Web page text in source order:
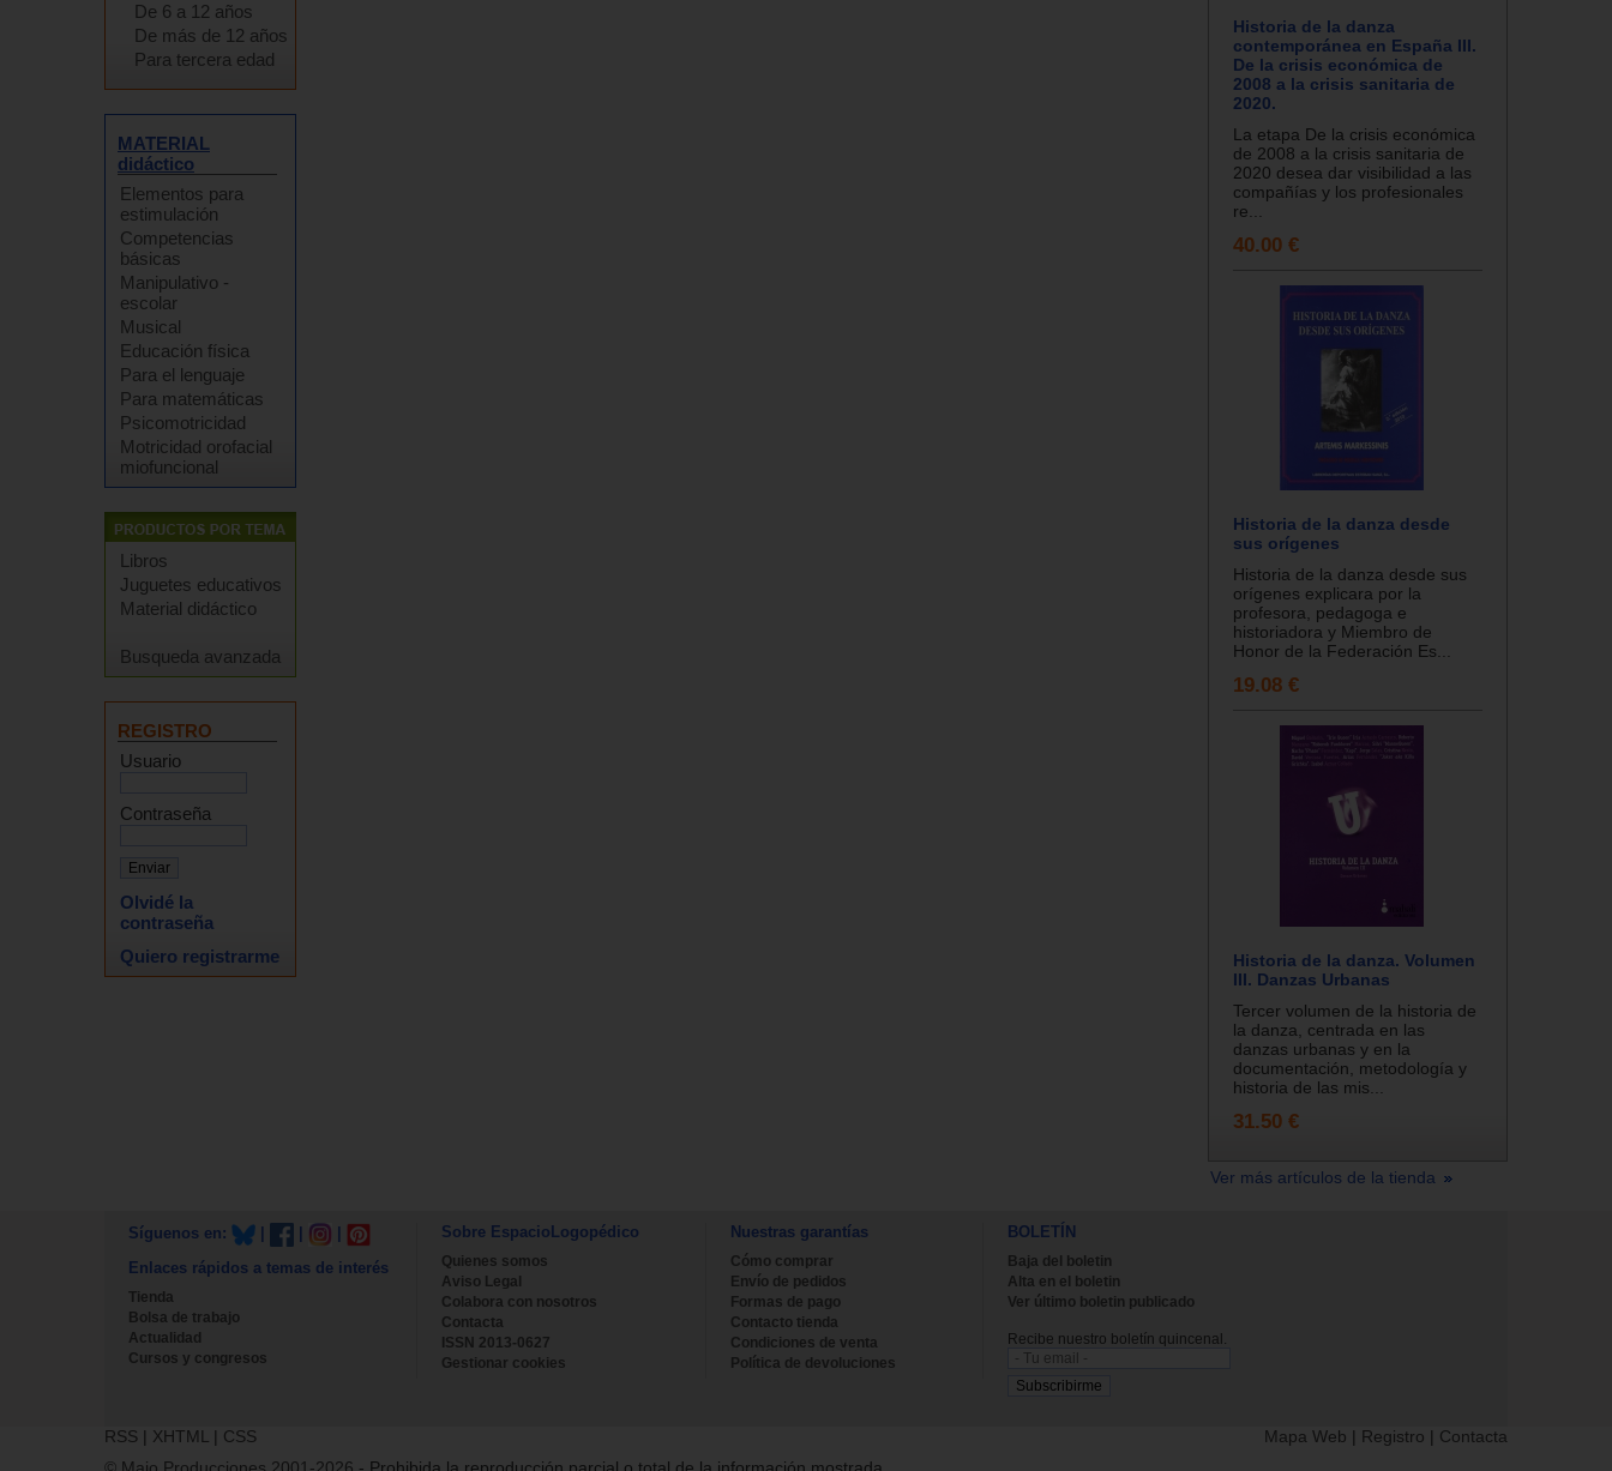
De 6 a 12 años
De más de 12 años
Para tercera edad
MATERIAL
didáctico
Elementos para
estimulación
Competencias
básicas
Manipulativo -
escolar
Musical
Educación física
Para el lenguaje
Para matemáticas
Psicomotricidad
Motricidad orofacial
miofuncional
Libros
Juguetes educativos
Material didáctico
Busqueda avanzada
REGISTRO
Usuario
Contraseña
Olvidé la
contraseña
Quiero registrarme
Historia de la danza
contemporánea en España III.
De la crisis económica de
2008 a la crisis sanitaria de
2020.
La etapa De la crisis económica
de 2008 a la crisis sanitaria de
2020 desea dar visibilidad a las
compañías y los profesionales
re...
40.00 €
Historia de la danza desde
sus orígenes
Historia de la danza desde sus
orígenes explicara por la
profesora, pedagoga e
historiadora y Miembro de
Honor de la Federación Es...
19.08 €
Historia de la danza. Volumen
III. Danzas Urbanas
Tercer volumen de la historia de
la danza, centrada en las
danzas urbanas y en la
documentación, metodología y
historia de las mis...
31.50 €
Ver más artículos de la tienda
Síguenos en:
Enlaces rápidos a temas de interés
Tienda
Bolsa de trabajo
Actualidad
Cursos y congresos
Sobre EspacioLogopédico
Quienes somos
Aviso Legal
Colabora con nosotros
Contacta
ISSN 2013-0627
Gestionar cookies
Nuestras garantías
Cómo comprar
Envío de pedidos
Formas de pago
Contacto tienda
Condiciones de venta
Política de devoluciones
BOLETÍN
Baja del boletin
Alta en el boletin
Ver último boletin publicado
Recibe nuestro boletín quincenal.
RSS | XHTML | CSS Mapa Web | Registro | Contacta